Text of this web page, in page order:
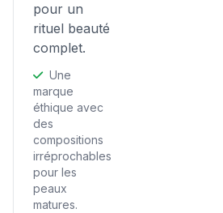
pour un
rituel beauté
complet.
Une
marque
éthique avec
des
compositions
irréprochables
pour les
peaux
matures.